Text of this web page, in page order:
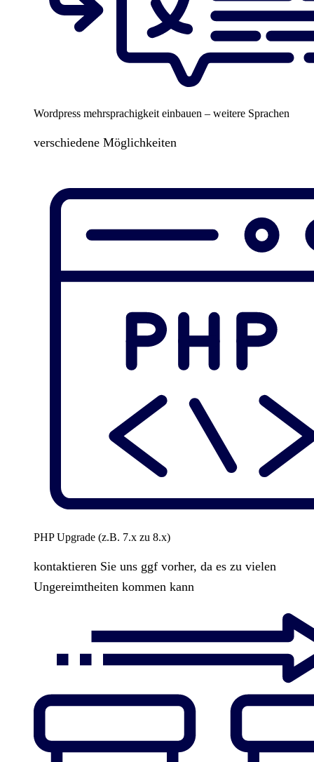
Wordpress mehrsprachigkeit einbauen – weitere Sprachen
verschiedene Möglichkeiten
PHP Upgrade (z.B. 7.x zu 8.x)
kontaktieren Sie uns ggf vorher, da es zu vielen
Ungereimtheiten kommen kann